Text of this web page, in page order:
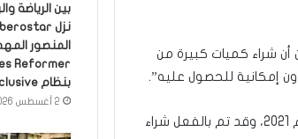
أن شراء كميات كبيرة من
وكشف التقرير أن “الشركة أعلنت إمكانية إنتاج 1.35 مليار جرعة من اللقاح قبل نهاية عام 2021، وقد تم بالفعل شراء
بين الرياضة
المنصور
Reformer
بنظام All Inclusive
2 أغسطس 2026